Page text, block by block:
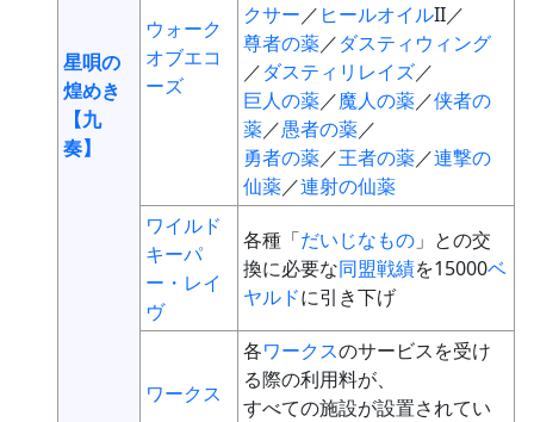
星唄の
煌めき
【九
奏】
ウォーク
オブエコ
ーズ
クサー／ ヒールオイルII／
尊者の薬／ダスティウィング
／ダスティリレイズ／
巨人の薬／魔人の薬／侠者の
薬／愚者の薬／
勇者の薬／王者の薬／連撃の
仙薬／連射の仙薬
ワイルド
キーパ
ー・レイ
ヴ
各種「だいじなもの 」との交
換に必要な同盟戦績を15000ベ
ヤルドに引き下げ
ワークス
各ワークスのサービスを受け
る際の利用料が、
すべての施設が設置されてい